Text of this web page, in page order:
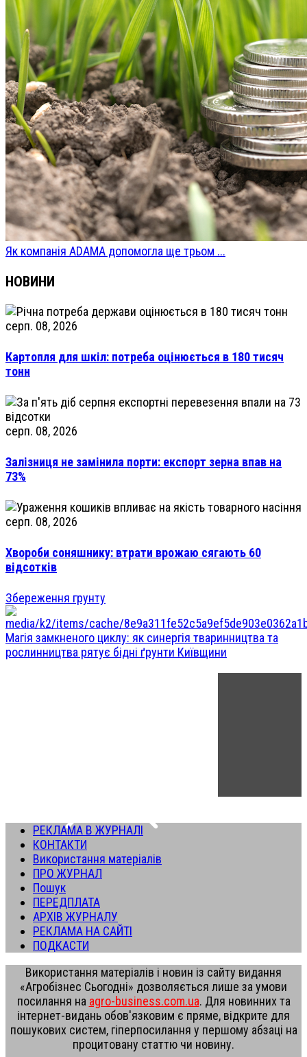
Як компанія ADAMA допомогла ще трьом ...
НОВИНИ
серп. 08, 2026
Картопля для шкіл: потреба оцінюється в 180 тисяч
тонн
серп. 08, 2026
Залізниця не замінила порти: експорт зерна впав на
73%
серп. 08, 2026
Хвороби соняшнику: втрати врожаю сягають 60
відсотків
Збереження грунту
Магія замкненого циклу: як синергія тваринництва та
рослинництва рятує бідні ґрунти Київщини
РЕКЛАМА В ЖУРНАЛІ
КОНТАКТИ
Використання матеріалів
ПРО ЖУРНАЛ
Пошук
ПЕРЕДПЛАТА
АРХІВ ЖУРНАЛУ
РЕКЛАМА НА САЙТІ
ПОДКАСТИ
Використання матеріалів і новин із сайту видання
«Агробізнес Сьогодні» дозволяється лише за умови
посилання на agro-business.com.ua. Для новинних та
інтернет-видань обов'язковим є пряме, відкрите для
пошукових систем, гіперпосилання у першому абзаці на
процитовану статтю чи новину.